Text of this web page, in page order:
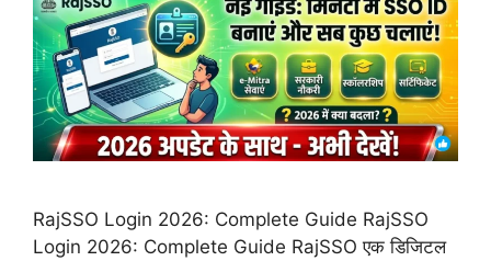
RajSSO Login 2026: Complete Guide RajSSO
Login 2026: Complete Guide RajSSO एक डिजिटल